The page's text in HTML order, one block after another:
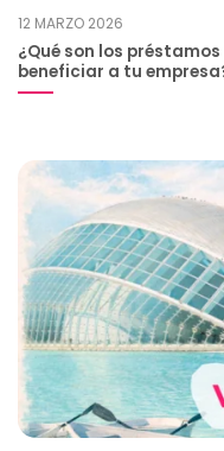
12 MARZO 2026
¿Qué son los
beneficiar a tu